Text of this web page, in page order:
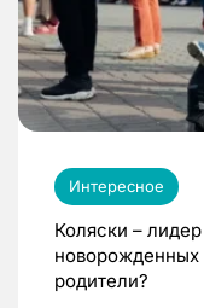
Интересное
Коляски –
родители?